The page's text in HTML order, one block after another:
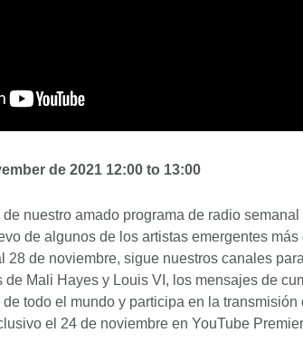
de 2021 12:00 to 13:00
nuestro amado programa de radio semanal
de algunos de los artistas emergentes
28 de noviembre, sigue nuestros canales
de Mali Hayes y Louis VI, los mensajes de
todo el mundo y participa en la transmisión
el 24 de noviembre en YouTube